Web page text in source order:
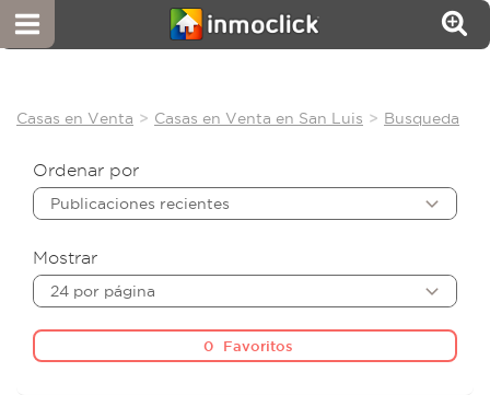
Casas en Venta Casas en Venta en San Luis Busqueda
Ordenar por
Publicaciones recientes
Mostrar
24 por página
0 Favoritos